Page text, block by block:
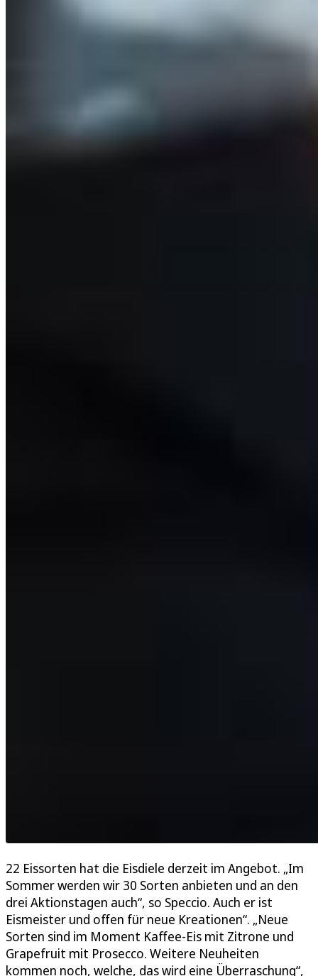
22 Eissorten hat die Eisdiele derzeit im Angebot. „Im
Sommer werden wir 30 Sorten anbieten und an den
drei Aktionstagen auch“, so Speccio. Auch er ist
Eismeister und offen für neue Kreationen“. „Neue
Sorten sind im Moment Kaffee-Eis mit Zitrone und
Grapefruit mit Prosecco. Weitere Neuheiten
kommen noch, welche, das wird eine Überraschung“,